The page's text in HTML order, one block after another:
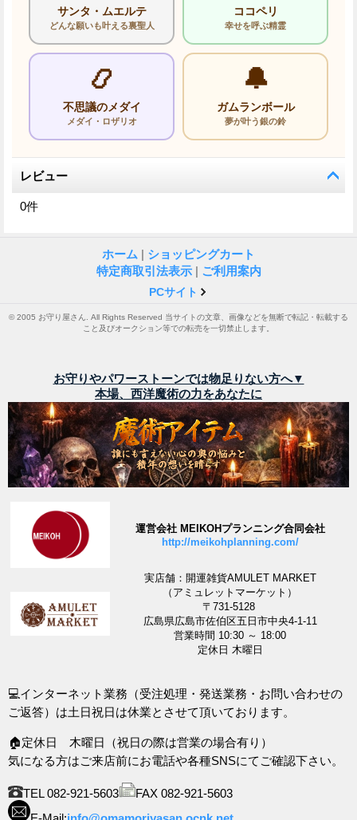
サンタ・ムエルテ
どんな願いも叶える裏聖人
ココペリ
幸せを呼ぶ精霊
📿
不思議のメダイ
メダイ・ロザリオ
🔔
ガムランボール
夢が叶う銀の鈴
レビュー
0件
ホーム | ショッピングカート
特定商取引法表示 | ご利用案内
PCサイト
© 2005 お守り屋さん. All Rights Reserved 当サイトの文章、画像などを無断で転記・転載する
こと及びオークション等での転売を一切禁止します。
お守りやパワーストーンでは物足りない方へ▼
本場、西洋魔術の力をあなたに
運営会社 MEIKOHプランニング合同会社
http://meikohplanning.com/
実店舗：開運雑貨AMULET MARKET
（アミュレットマーケット）
〒731-5128
広島県広島市佐伯区五日市中央4-1-11
営業時間 10:30 ～ 18:00
定休日 木曜日
💻インターネット業務（受注処理・発送業務・お問い合わせの
ご返答）は土日祝日は休業とさせて頂いております。
🏠定休日 木曜日（祝日の際は営業の場合有り）
気になる方はご来店前にお電話や各種SNSにてご確認下さい。
TEL 082-921-5603
FAX 082-921-5603